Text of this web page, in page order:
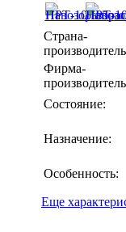
Страна-
Фирма-
Состояние:
Назначение:
Особенность:
Еще